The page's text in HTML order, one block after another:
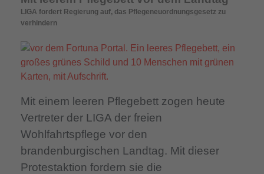
LIGA fordert Regierung auf, das Pflegeneuordnungsgesetz zu
verhindern
Mit einem leeren Pflegebett zogen heute
Vertreter der LIGA der freien
Wohlfahrtspflege vor den
brandenburgischen Landtag. Mit dieser
Protestaktion fordern sie die